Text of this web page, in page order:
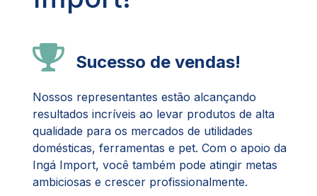
Sucesso de vendas!
Nossos representantes estão alcançando
resultados incríveis ao levar produtos de alta
qualidade para os mercados de utilidades
domésticas, ferramentas e pet. Com o apoio da
Ingá Import, você também pode atingir metas
ambiciosas e crescer profissionalmente.